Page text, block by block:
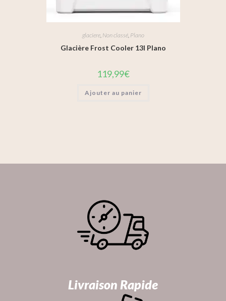
glaciere, Non classé, Plano
Glacière Frost Cooler 13l Plano
119,99€
Ajouter au panier
Livraison Rapide